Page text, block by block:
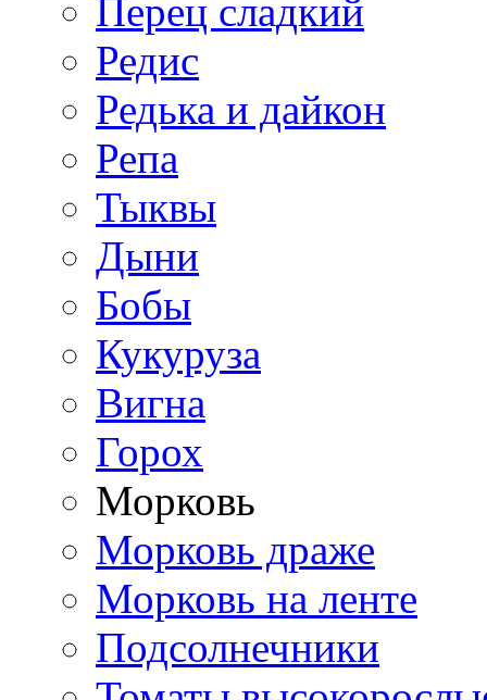
Перец сладкий
Редис
Редька и дайкон
Репа
Тыквы
Дыни
Бобы
Кукуруза
Вигна
Горох
Морковь
Морковь драже
Морковь на ленте
Подсолнечники